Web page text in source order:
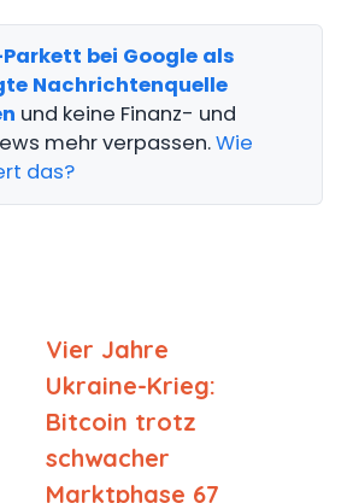
bei Google als
Nachrichtenquelle
und keine Finanz- und
mehr verpassen.Wie
das?
Vier Jahre
Ukraine-Krieg:
Bitcoin trotz
schwacher
Marktphase 67